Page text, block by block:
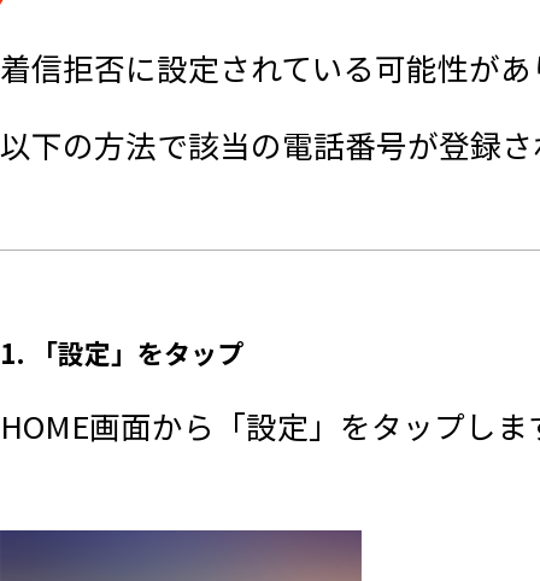
着信拒否に設定されている可能性があ
以下の方法で該当の電話番号が登録
1. 「設定」をタップ
HOME画面から「設定」をタップしま